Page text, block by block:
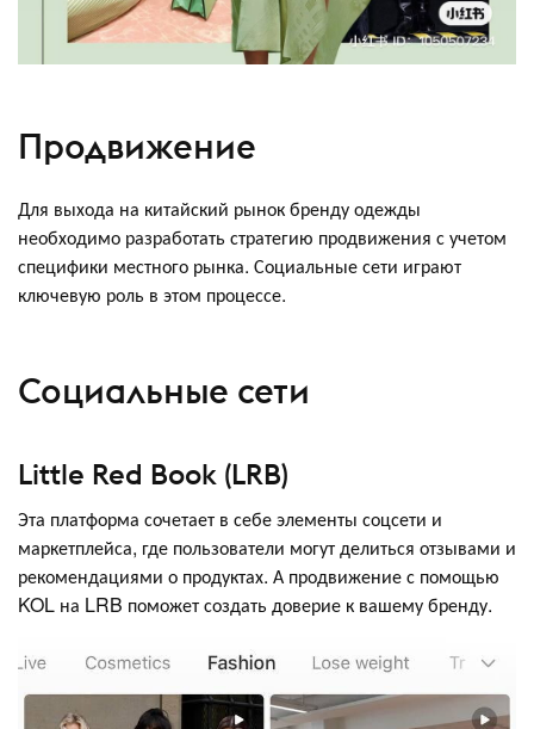
Продвижение
Для выхода на китайский рынок бренду одежды
необходимо разработать стратегию продвижения с учетом
специфики местного рынка. Социальные сети играют
ключевую роль в этом процессе.
Социальные сети
Little Red Book (LRB)
Эта платформа сочетает в себе элементы соцсети и
маркетплейса, где пользователи могут делиться отзывами и
рекомендациями о продуктах. А продвижение с помощью
KOL на LRB поможет создать доверие к вашему бренду.